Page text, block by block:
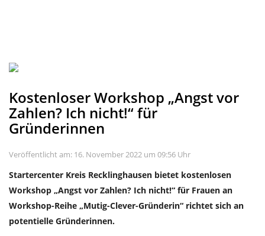
Kostenloser Workshop „Angst vor
Zahlen? Ich nicht!“ für
Gründerinnen
Veröffentlicht am: 16. November 2022 um 09:56 Uhr
Startercenter Kreis Recklinghausen bietet kostenlosen
Workshop „Angst vor Zahlen? Ich nicht!“ für Frauen an
Workshop-Reihe „Mutig-Clever-Gründerin“ richtet sich an
potentielle Gründerinnen.